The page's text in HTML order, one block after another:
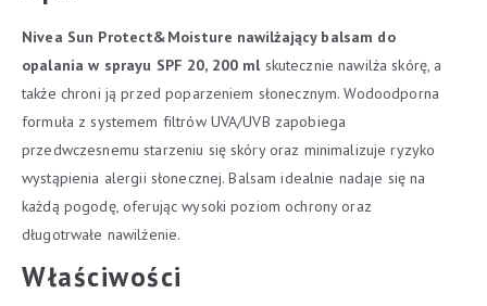
Nivea Sun Protect&Moisture nawilżający balsam do
opalania w sprayu SPF 20, 200 ml skutecznie nawilża skórę, a
także chroni ją przed poparzeniem słonecznym. Wodoodporna
formuła z systemem filtrów UVA/UVB zapobiega
przedwczesnemu starzeniu się skóry oraz minimalizuje ryzyko
wystąpienia alergii słonecznej. Balsam idealnie nadaje się na
każdą pogodę, oferując wysoki poziom ochrony oraz
długotrwałe nawilżenie.
Właściwości